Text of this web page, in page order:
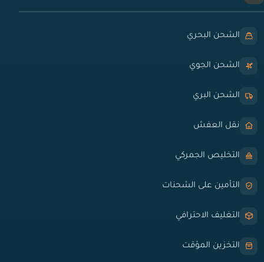
الشحن البحري
الشحن الجوي
الشحن البري
نقل العفش
التخليص الجمركي
التأمين على الشحنات
التغليف الاحترافي
التخزين المؤقت